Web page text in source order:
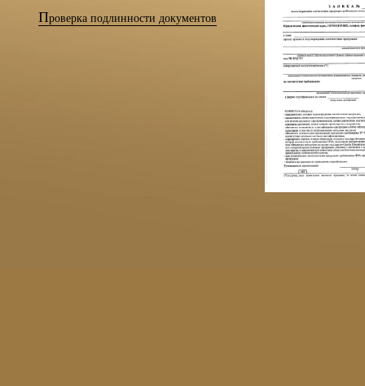
Проверка подлинности документов